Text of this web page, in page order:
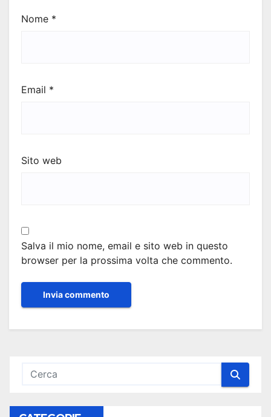
Nome *
Email *
Sito web
Salva il mio nome, email e sito web in questo
browser per la prossima volta che commento.